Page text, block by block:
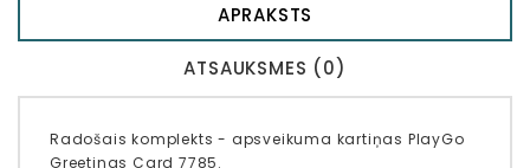
APRAKSTS
ATSAUKSMES (0)
Radošais komplekts - apsveikuma kartiņas PlayGo
Greetings Card 7785.